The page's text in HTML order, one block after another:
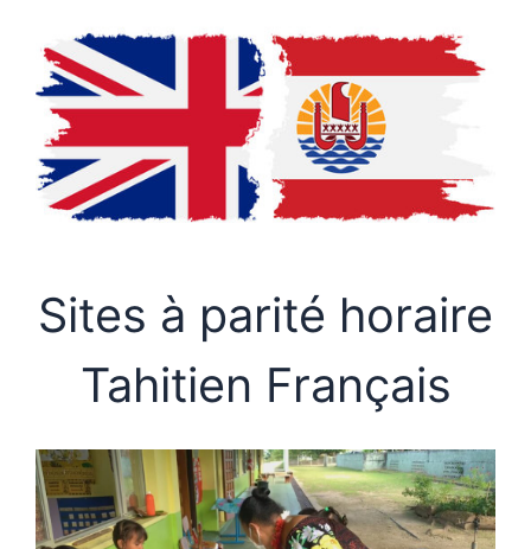
Sites à parité horaire
Tahitien Français